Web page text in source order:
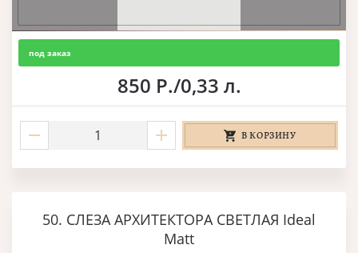
под заказ
850 Р./0,33 л.
В КОРЗИНУ
50. СЛЕЗА АРХИТЕКТОРА СВЕТЛАЯ Ideal
Matt